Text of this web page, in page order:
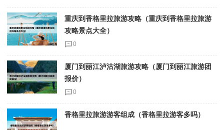
重庆到香格里拉旅游攻略（重庆到香格里拉旅游
攻略景点大全）
0
厦门到丽江泸沽湖旅游攻略（厦门到丽江旅游团
报价）
0
香格里拉旅游游客组成（香格里拉游客多吗）